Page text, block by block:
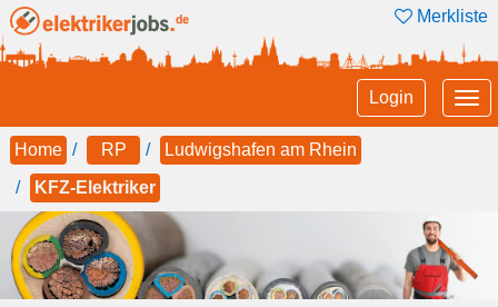
Merkliste
Login
Home RP
Ludwigshafen am Rhein
KFZ-Elektriker